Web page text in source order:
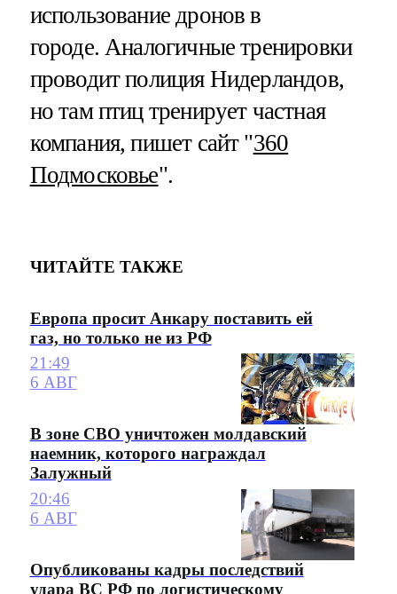
использование дронов в
городе. Аналогичные тренировки
проводит полиция Нидерландов,
но там птиц тренирует частная
компания, пишет сайт "360
Подмосковье".
ЧИТАЙТЕ ТАКЖЕ
Европа просит Анкару поставить ей
газ, но только не из РФ
21:49
6 АВГ
В зоне СВО уничтожен молдавский
наемник, которого награждал
Залужный
20:46
6 АВГ
Опубликованы кадры последствий
удара ВС РФ по логистическому